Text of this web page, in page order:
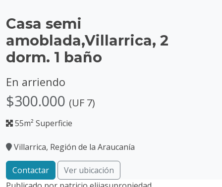
Casa semi
amoblada,Villarrica, 2
dorm. 1 baño
En arriendo
$300.000 (UF 7)
55m² Superficie
Villarrica, Región de la Araucanía
Contactar
Ver ubicación